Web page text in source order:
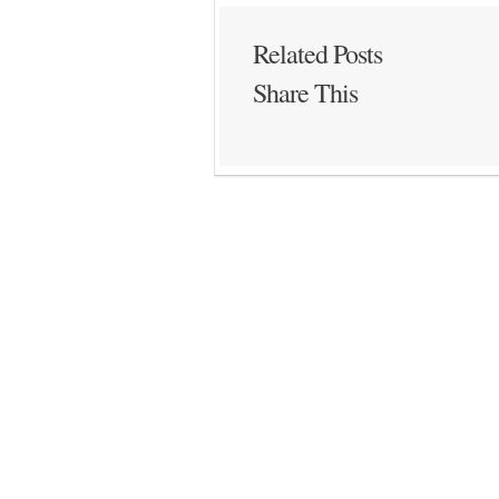
Related Posts
Share This